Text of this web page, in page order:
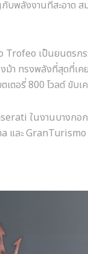
บพลังงานที่สะอาด
เป็นยนตรก
ม้า ทรงพลังที่สุดที่เ
ตอรี่ 800 โวลต์ ขับ
ในงานบางกอ
และ